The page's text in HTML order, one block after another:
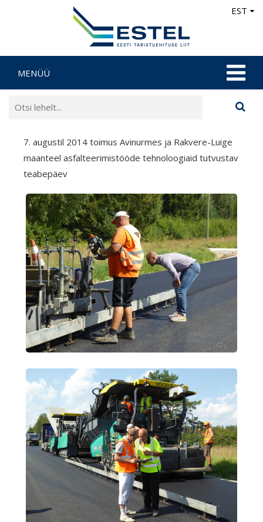
EST
MENÜÜ
7. augustil 2014 toimus Avinurmes ja Rakvere-Luige
maanteel asfalteerimistööde tehnoloogiaid tutvustav
teabepäev